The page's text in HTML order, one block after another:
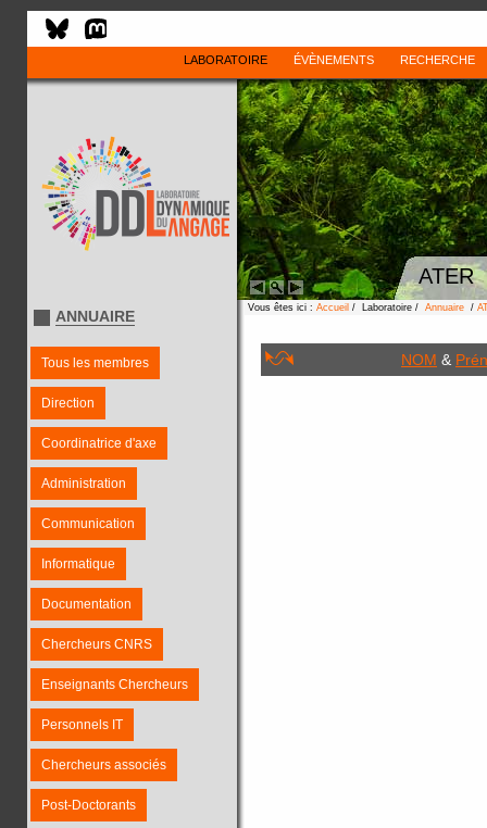
LABORATOIRE ÉVÈNEMENTS RECHERCHE
ATER
ANNUAIRE
Tous les membres
Direction
Coordinatrice d'axe
Administration
Communication
Informatique
Documentation
Chercheurs CNRS
Enseignants Chercheurs
Personnels IT
Chercheurs associés
Post-Doctorants
Vous êtes ici : Accueil / Laboratoire / Annuaire /
NOM &